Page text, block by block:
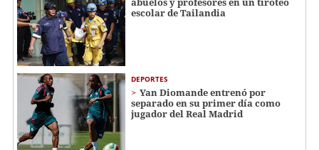
escolar de Tailandia
DEPORTES
Yan Diomande entrenó por
separado en su primer día como
jugador del Real Madrid